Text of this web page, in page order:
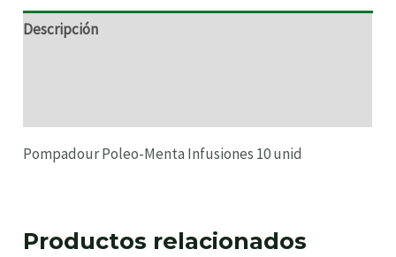
Descripción
Pompadour Poleo-Menta Infusiones 10 unid
Productos relacionados